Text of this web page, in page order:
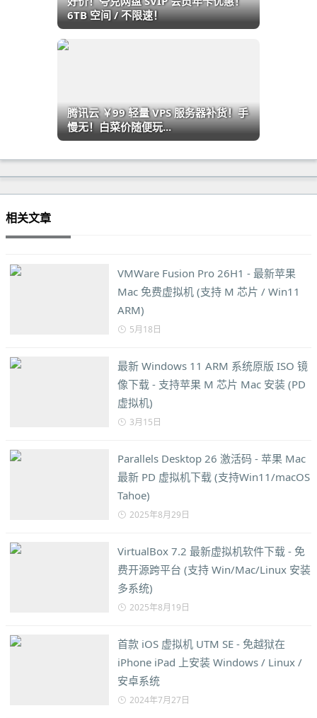
6TB 空间 / 不限速！
腾讯云 ￥99 轻量 VPS 服务器补货！手
慢无！白菜价随便玩...
相关文章
VMWare Fusion Pro 26H1 - 最新苹果
Mac 免费虚拟机 (支持 M 芯片 / Win11
ARM)
5月18日
最新 Windows 11 ARM 系统原版 ISO 镜
像下载 - 支持苹果 M 芯片 Mac 安装 (PD
虚拟机)
3月15日
Parallels Desktop 26 激活码 - 苹果 Mac
最新 PD 虚拟机下载 (支持Win11/macOS
Tahoe)
2025年8月29日
VirtualBox 7.2 最新虚拟机软件下载 - 免
费开源跨平台 (支持 Win/Mac/Linux 安装
多系统)
2025年8月19日
首款 iOS 虚拟机 UTM SE - 免越狱在
iPhone iPad 上安装 Windows / Linux /
安卓系统
2024年7月27日